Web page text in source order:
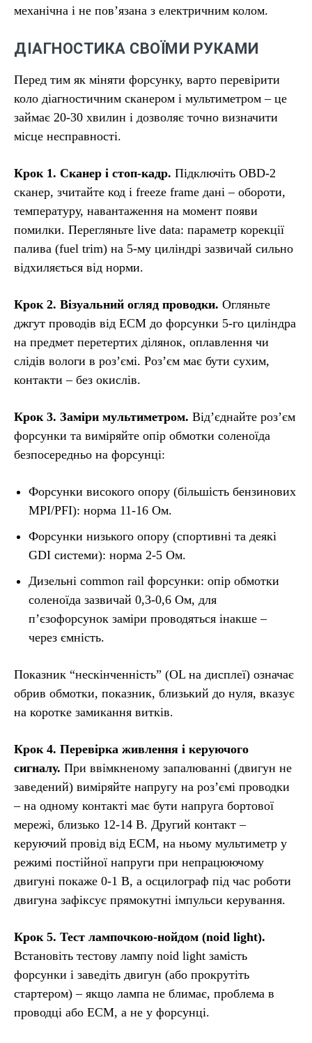
механічна і не пов’язана з електричним колом.
ДІАГНОСТИКА СВОЇМИ РУКАМИ
Перед тим як міняти форсунку, варто перевірити
коло діагностичним сканером і мультиметром – це
займає 20-30 хвилин і дозволяє точно визначити
місце несправності.
Крок 1. Сканер і стоп-кадр. Підключіть OBD-2
сканер, зчитайте код і freeze frame дані – обороти,
температуру, навантаження на момент появи
помилки. Перегляньте live data: параметр корекції
палива (fuel trim) на 5-му циліндрі зазвичай сильно
відхиляється від норми.
Крок 2. Візуальний огляд проводки. Огляньте
джгут проводів від ECM до форсунки 5-го циліндра
на предмет перетертих ділянок, оплавлення чи
слідів вологи в роз’ємі. Роз’єм має бути сухим,
контакти – без окислів.
Крок 3. Заміри мультиметром. Від’єднайте роз’єм
форсунки та виміряйте опір обмотки соленоїда
безпосередньо на форсунці:
Форсунки високого опору (більшість бензинових
MPI/PFI): норма 11-16 Ом.
Форсунки низького опору (спортивні та деякі
GDI системи): норма 2-5 Ом.
Дизельні common rail форсунки: опір обмотки
соленоїда зазвичай 0,3-0,6 Ом, для
п’єзофорсунок заміри проводяться інакше –
через ємність.
Показник “нескінченність” (OL на дисплеї) означає
обрив обмотки, показник, близький до нуля, вказує
на коротке замикання витків.
Крок 4. Перевірка живлення і керуючого
сигналу. При ввімкненому запалюванні (двигун не
заведений) виміряйте напругу на роз’ємі проводки
– на одному контакті має бути напруга бортової
мережі, близько 12-14 В. Другий контакт –
керуючий провід від ECM, на ньому мультиметр у
режимі постійної напруги при непрацюючому
двигуні покаже 0-1 В, а осцилограф під час роботи
двигуна зафіксує прямокутні імпульси керування.
Крок 5. Тест лампочкою-нойдом (noid light).
Встановіть тестову лампу noid light замість
форсунки і заведіть двигун (або прокрутіть
стартером) – якщо лампа не блимає, проблема в
проводці або ECM, а не у форсунці.